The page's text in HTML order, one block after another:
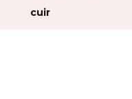
cuir